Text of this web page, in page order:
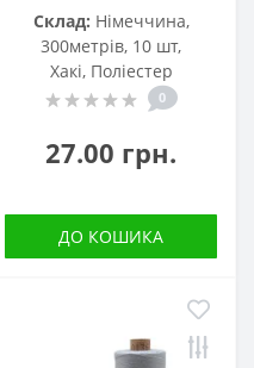
Склад: Німеччина,
300метрів, 10 шт,
Хакі, Поліестер
0
27.00 грн.
ДО КОШИКА